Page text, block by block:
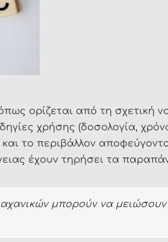
ορίζεται από τη σχετική
χρήσης (δοσολογία,
το περιβάλλον
έχουν τηρήσει τα
μπορούν να